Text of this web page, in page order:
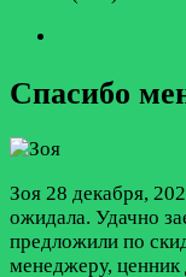
Спасибо
Зоя 28 декабря,
ожидала. Удачно
предложили по
менеджеру, ценник